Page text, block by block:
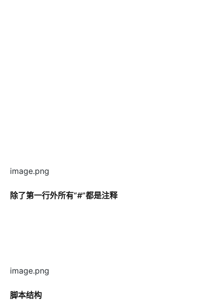
image.png
除了第一行外所有“#”都是注释
image.png
脚本结构